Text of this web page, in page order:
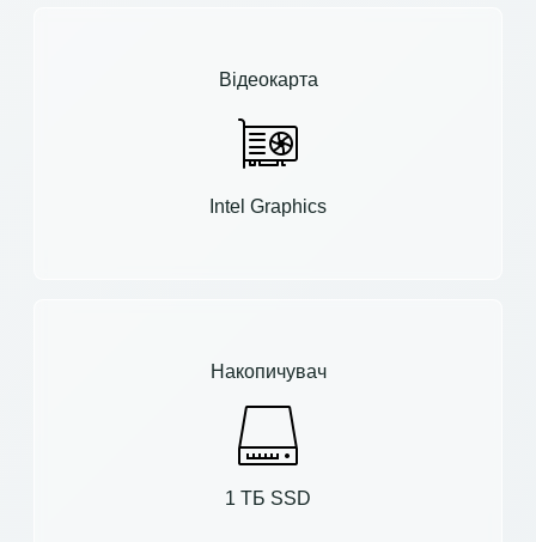
Відеокарта
Intel Graphics
Накопичувач
1 ТБ SSD